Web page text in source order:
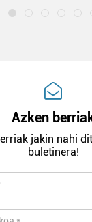
Azken
jakin nahi
buletinera!